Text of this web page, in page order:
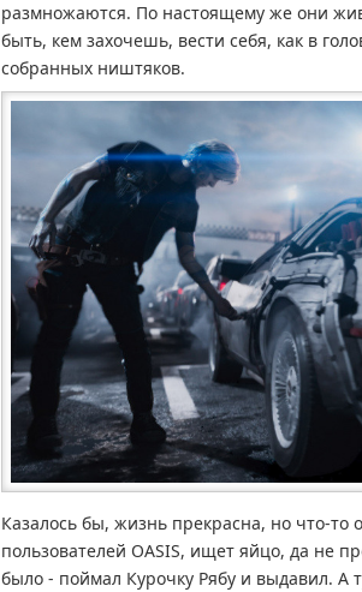
размножаются. По настоящему же они
быть, кем захочешь, вести себя, как в
собранных ништяков.
Казалось бы, жизнь прекрасна, но что-то
пользователей OASIS, ищет яйцо, да не
было - поймал Курочку Рябу и выдавил. А